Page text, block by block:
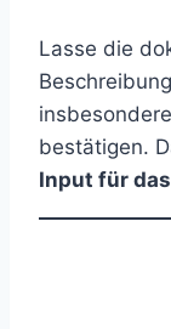
Lasse die
bestätigen.
Input für